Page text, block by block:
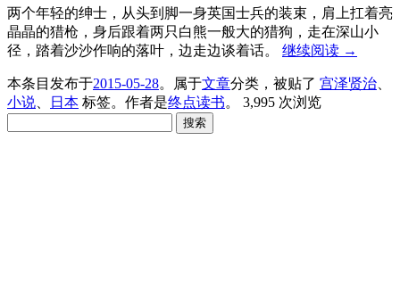
两个年轻的绅士，从头到脚一身英国士兵的装束，肩上扛着亮
晶晶的猎枪，身后跟着两只白熊一般大的猎狗，走在深山小
径，踏着沙沙作响的落叶，边走边谈着话。 继续阅读 →
本条目发布于2015-05-28。属于文章分类，被贴了 宫泽贤治
小说
日本 标签。 作者是终点读书。
3,995 次浏览